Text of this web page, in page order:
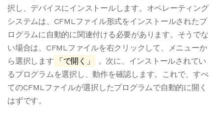
択し、デバイスにインストールします。オペレーティング
システムは、CFMLファイル形式をインストールされたプ
ログラムに自動的に関連付ける必要があります。そうでな
い場合は、CFMLファイルを右クリックして、メニューか
ら選択します
「で開く」
。次に、インストールされてい
るプログラムを選択し、動作を確認します。これで、すべ
てのCFMLファイルが選択したプログラムで自動的に開く
はずです。